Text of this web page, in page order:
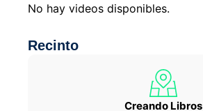
No hay videos disponibles.
Recinto
Creando Libros